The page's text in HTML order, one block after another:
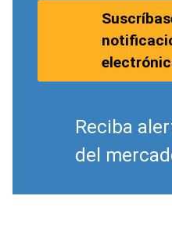
Reciba
del